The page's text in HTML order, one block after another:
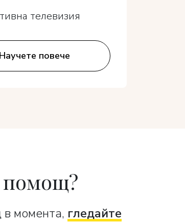
телевизия
Научете повече
помощ?
момента, гледайте